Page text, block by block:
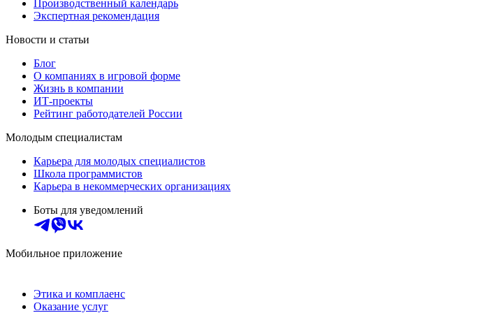
Производственный календарь
Экспертная рекомендация
Новости и статьи
Блог
О компаниях в игровой форме
Жизнь в компании
ИТ-проекты
Рейтинг работодателей России
Молодым специалистам
Карьера для молодых специалистов
Школа программистов
Карьера в некоммерческих организациях
Боты для уведомлений
Мобильное приложение
Этика и комплаенс
Оказание услуг